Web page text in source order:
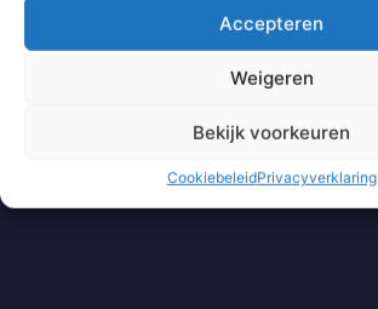
Accepteren
Weigeren
Bekijk voorkeuren
CookiebeleidPrivacyverklaring